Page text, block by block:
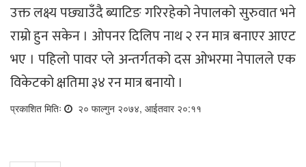
उक्त लक्ष्य पछ्याउँदै ब्याटिङ गरिरहेको नेपालको सुरुवात भने
राम्रो हुन सकेन । ओपनर दिलिप नाथ २ रन मात्र बनाएर आएट
भए । पहिलो पावर प्ले अन्तर्गतको दस ओभरमा नेपालले एक
विकेटको क्षतिमा ३४ रन मात्र बनायो ।
प्रकाशित मितिः २० फाल्गुन २०७४, आईतवार २०:११